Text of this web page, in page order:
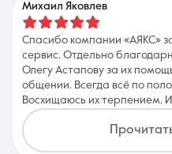
Михаил Яковлев
Спасибо компании «АЯКС»
сервис. Отдельно
Олегу Астапову за их
общении. Всегда всё по
Восхищаюсь их терпением.
выполнили поставленную
последнего момента, что
всё-таки удалось. Спасибо